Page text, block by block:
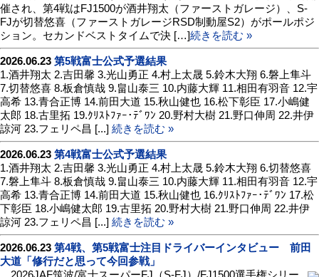
催され、第4戦はFJ1500が酒井翔太（ファーストガレージ）、S-
FJが切替悠喜（ファーストガレージRSD制動屋S2）がポールポジ
ション。セカンドベストタイムで決 […]続きを読む »
2026.06.23 第5戦富士公式予選結果
1.酒井翔太 2.吉田馨 3.光山勇正 4.村上太晟 5.鈴木大翔 6.磐上隼斗
7.切替悠喜 8.板倉慎哉 9.畠山泰三 10.内藤大輝 11.相田有羽音 12.宇
高希 13.青合正博 14.前田大道 15.秋山健也 16.松下彰臣 17.小嶋健
太郎 18.古里拓 19.ｸﾘｽﾄﾌｧｰ･ﾃﾞﾜﾝ 20.野村大樹 21.野口伸周 22.井伊
諒河 23.フェリペ昌 [...] 続きを読む »
2026.06.23 第4戦富士公式予選結果
1.酒井翔太 2.吉田馨 3.光山勇正 4.村上太晟 5.鈴木大翔 6.切替悠喜
7.磐上隼斗 8.板倉慎哉 9.畠山泰三 10.内藤大輝 11.相田有羽音 12.宇
高希 13.青合正博 14.前田大道 15.秋山健也 16.ｸﾘｽﾄﾌｧｰ･ﾃﾞﾜﾝ 17.松
下彰臣 18.小嶋健太郎 19.古里拓 20.野村大樹 21.野口伸周 22.井伊
諒河 23.フェリペ昌 [...] 続きを読む »
2026.06.23 第4戦、第5戦富士注目ドライバーインタビュー 前田
大道「修行だと思って今回参戦」
2026JAF筑波/富士スーパーFJ（S-FJ）/FJ1500選手権シリー